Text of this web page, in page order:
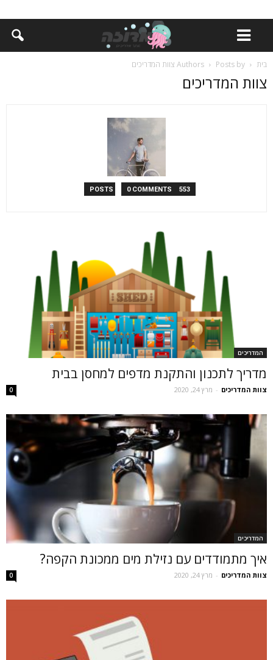
בית Authors Posts by צוות המדריכים
צוות המדריכים
553 POSTS
0 COMMENTS
המדריכים
מדריך לתכנון והתקנת מדפים למחסן בבית
צוות המדריכים - מרץ 24, 2020 0
המדריכים
איך מתמודדים עם נזילת מים ממכונת הקפה?
צוות המדריכים - מרץ 24, 2020 0